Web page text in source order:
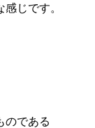
じです。
のである